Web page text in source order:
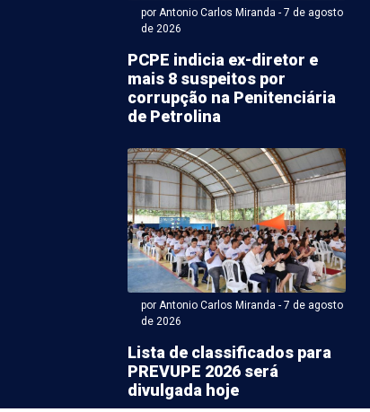
por Antonio Carlos Miranda - 7 de agosto
de 2026
PCPE indicia ex-diretor e
mais 8 suspeitos por
corrupção na Penitenciária
de Petrolina
por Antonio Carlos Miranda - 7 de agosto
de 2026
Lista de classificados para
PREVUPE 2026 será
divulgada hoje
Carlos Miranda - 07 de agosto 2026 às 09:47
Juninas de PE
R$ 310,7
de recursos públicos
Juninos do Ministério Público de Pernambuco
gastos de R$310,7 milhões de recursos públicos